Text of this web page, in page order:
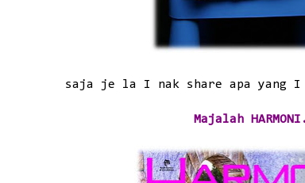
saja je la I nak share apa yang I
Majalah